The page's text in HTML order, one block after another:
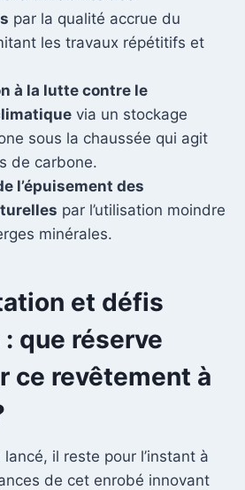
par la qualité accrue du
les travaux répétitifs et
à la lutte contre le
via un stockage
sous la chaussée qui agit
de carbone.
l’épuisement des
par l’utilisation moindre
minérales.
et défis
que réserve
ce revêtement à
il reste pour l’instant à
de cet enrobé innovant